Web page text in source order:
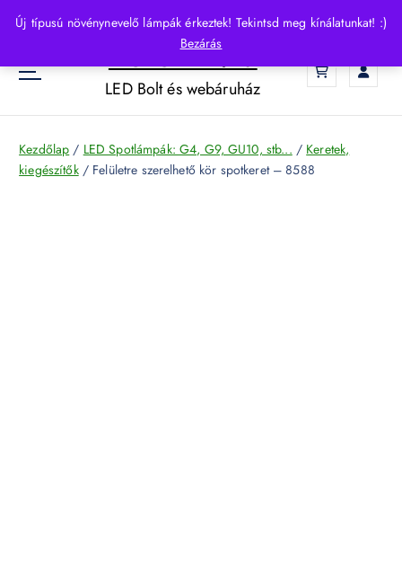
Új típusú növénynevelő lámpák érkeztek! Tekintsd meg kínálatunkat! :)
Bezárás
p
o
HelloLED.hu
LED Bolt és webáruház
Kezdőlap / LED Spotlámpák: G4, G9, GU10, stb... / Keretek,
kiegészítők/ Felületre szerelhető kör spotkeret – 8588